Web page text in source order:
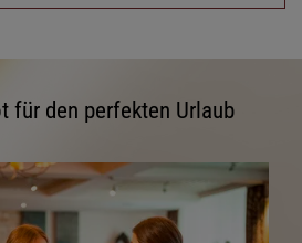
für den perfekten Urlaub